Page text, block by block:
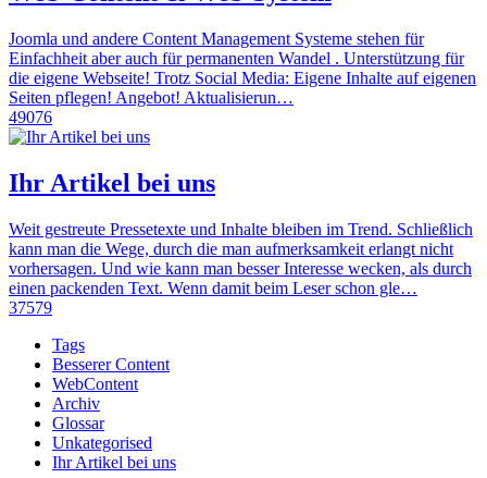
Joomla und andere Content Management Systeme stehen für
Einfachheit aber auch für permanenten Wandel . Unterstützung für
die eigene Webseite! Trotz Social Media: Eigene Inhalte auf eigenen
Seiten pflegen! Angebot! Aktualisierun…
49076
Ihr Artikel bei uns
Weit gestreute Pressetexte und Inhalte bleiben im Trend. Schließlich
kann man die Wege, durch die man aufmerksamkeit erlangt nicht
vorhersagen. Und wie kann man besser Interesse wecken, als durch
einen packenden Text. Wenn damit beim Leser schon gle…
37579
Tags
Besserer Content
WebContent
Archiv
Glossar
Unkategorised
Ihr Artikel bei uns